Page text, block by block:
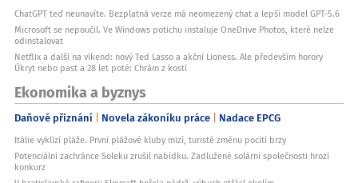
ChatGPT teď neunavíte. Bezplatná verze má neomezený chat a lepší model GPT-5.6
Microsoft se nepoučil. Ve Windows potichu instaluje OneDrive Photos, které nelze
odinstalovat
Netflix a další na víkend: nový Ted Lasso a akční Lioness. Ale především horory
Úkryt nebo past a 28 let poté: Chrám z kostí
Ekonomika a byznys
Daňové přiznání Novela zákoníku práce Nadace EPCG
Itálie vyklízí pláže. První plážové kluby mizí, turisté změnu pocítí brzy
Potenciální zachránce Soleku zrušil nabídku. Zadlužené solární společnosti hrozí
konkurz